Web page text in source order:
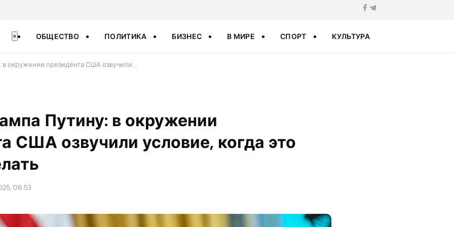
× ОБЩЕСТВО ПОЛИТИКА БИЗНЕС В МИРЕ СПОРТ КУЛЬТУРА
в окружении президента США озвучили…
Путину: в окружении
США озвучили условие, когда это
06:53